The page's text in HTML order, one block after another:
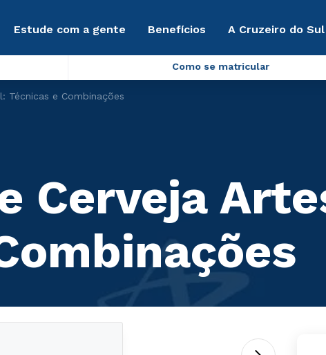
Estude com a gente Benefícios A Cruzeiro do
Como se matricular
Técnicas e Combinações
Cerveja